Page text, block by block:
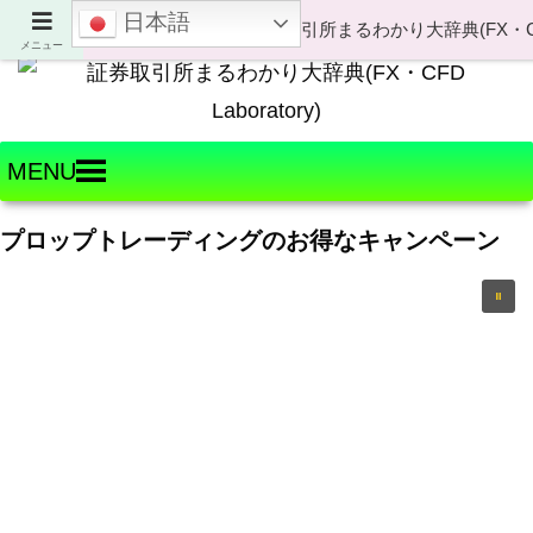
Welcome to FX・CFD Laboratory!
MENU
プロップトレーディングのお得なキャンペーン
メニュー
日本語